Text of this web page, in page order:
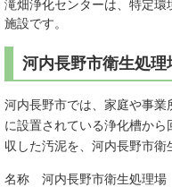
滝畑浄化センターは、特定
施設です。
河内長野市衛生処理
河内長野市では、家庭や事
に設置されている浄化槽か
収した汚泥を、河内長野市衛
名称 河内長野市衛生処理場